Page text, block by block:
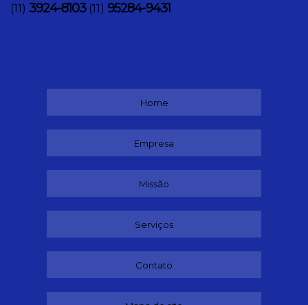
(11) 3924-8103 (11) 95284-9431
Home
Empresa
Missão
Serviços
Contato